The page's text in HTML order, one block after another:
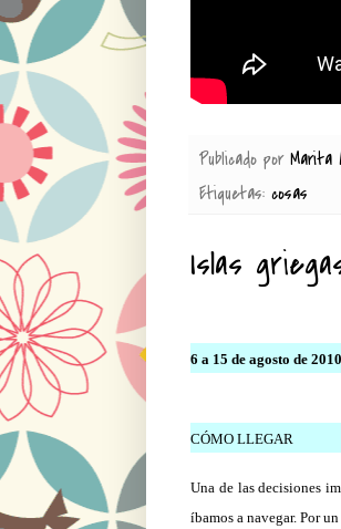
Publicado por Marita
Etiquetas: cosas
Islas
6 a 15 de agosto de
CÓMO LLEGAR
Una de las decisiones
íbamos a navegar. Por